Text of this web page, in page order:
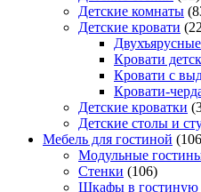
Детские комнаты
Детские кровати
Кровати
Кровати с
Кровати-
Детские кроватки
Детские столы и
Мебель для гостиной
Модульные
Стенки (106)
Шкафы в гостиную